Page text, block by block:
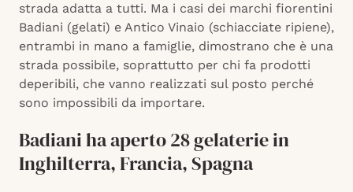
strada adatta a tutti. Ma i casi dei marchi fiorentini
Badiani (gelati) e Antico Vinaio (schiacciate ripiene),
entrambi in mano a famiglie, dimostrano che è una
strada possibile, soprattutto per chi fa prodotti
deperibili, che vanno realizzati sul posto perché
sono impossibili da importare.
Badiani ha aperto 28 gelaterie in
Inghilterra, Francia, Spagna